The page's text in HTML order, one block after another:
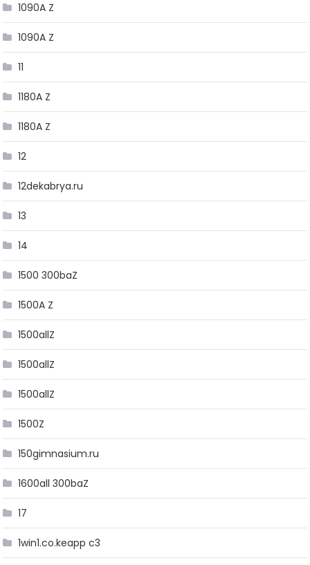
1090A Z
1090A Z
11
1180A Z
1180A Z
12
12dekabrya.ru
13
14
1500 300baZ
1500A Z
1500allZ
1500allZ
1500allZ
1500Z
150gimnasium.ru
1600all 300baZ
17
1win1.co.keapp c3